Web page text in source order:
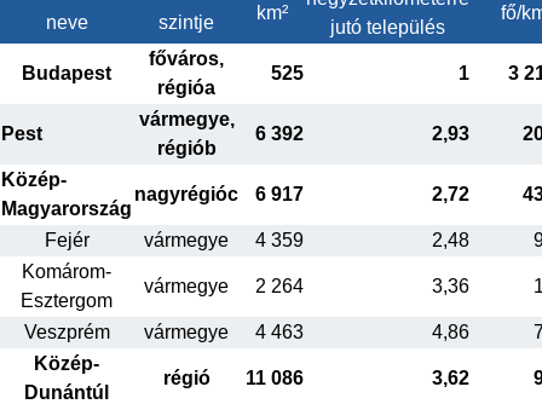
km²
jutó település
fő/
neve szintje
Budapest
főváros,
régióa
525 1 3
Pest
vármegye,
régiób
6 392 2,93
Közép-
Magyarország
nagyrégióc 6 917 2,72
Fejér vármegye 4 359 2,48
Komárom-
Esztergom
vármegye 2 264 3,36
Veszprém vármegye 4 463 4,86
Közép-
Dunántúl
régió 11 086 3,62